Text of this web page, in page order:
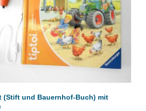
(Stift und Bauernhof-Buch) mit